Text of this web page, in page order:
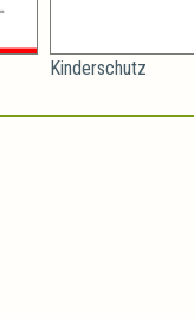
Kinderschutz